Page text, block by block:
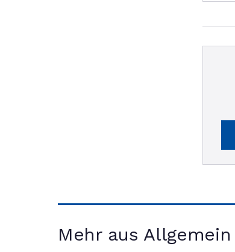
Mehr aus Allgemein